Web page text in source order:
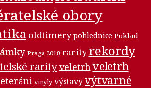
obory
oldtimery pohlednice Poklad
Praga 2018 rarity rekordy
rarityveletrhveletrh
vinyly výstavyvýtvarné